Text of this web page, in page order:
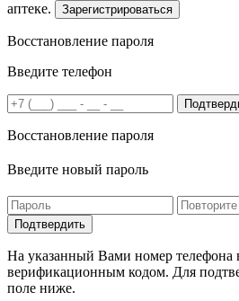
аптеке.
Зарегистрироваться
Восстановление пароля
Введите телефон
Восстановление пароля
Введите новый пароль
На указанный Вами номер телефона
верификационным кодом. Для
поле ниже.